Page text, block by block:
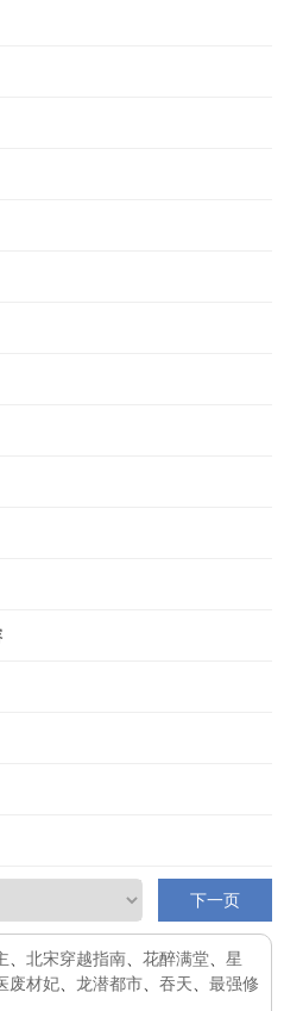
下一页
北宋穿越指南 花醉满堂
星
废材妃 龙潜都市 吞天
最强修